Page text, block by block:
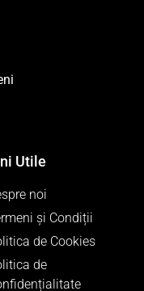
Utile
noi
și Condiții
de Cookies
de